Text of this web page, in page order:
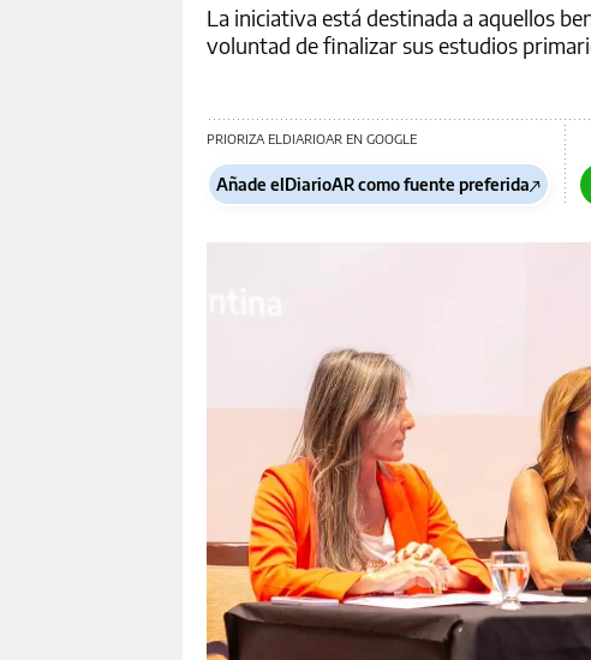
La iniciativa está destinada a aquellos
voluntad de finalizar sus estudios
PRIORIZA ELDIARIOAR EN GOOGLE
Añade elDiarioAR como fuente preferida